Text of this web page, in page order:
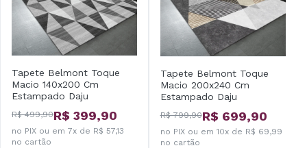
Tapete Belmont Toque
Macio 140x200 Cm
Estampado Daju
R$ 499,90R$ 399,90
no PIX ou em 7x de R$ 57,13
no cartão
Tapete Belmont Toque
Macio 200x240 Cm
Estampado Daju
R$ 799,90R$ 699,90
no PIX ou em 10x de R$ 69,99
no cartão